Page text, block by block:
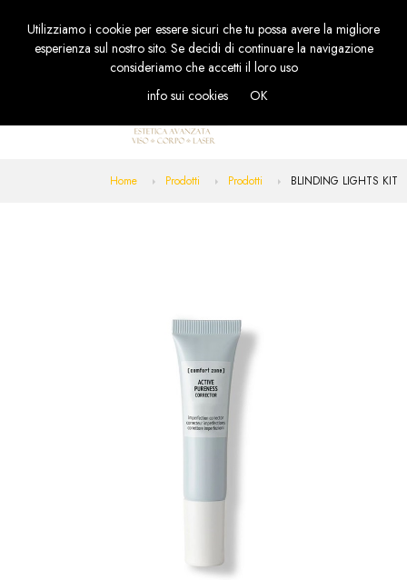
Home Prodotti Prodotti BLINDING LIGHTS KIT
Utilizziamo i cookie per essere sicuri che tu possa avere la migliore
esperienza sul nostro sito. Se decidi di continuare la navigazione
consideriamo che accetti il loro uso
info sui cookies
OK